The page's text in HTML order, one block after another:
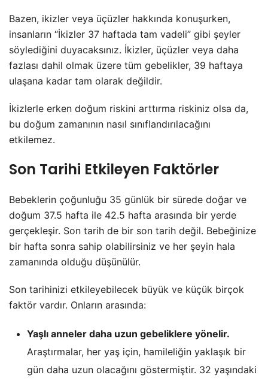
Bazen, ikizler veya üçüzler hakkında konuşurken,
insanların “İkizler 37 haftada tam vadeli” gibi şeyler
söylediğini duyacaksınız. İkizler, üçüzler veya daha
fazlası dahil olmak üzere tüm gebelikler, 39 haftaya
ulaşana kadar tam olarak değildir.
İkizlerle erken doğum riskini arttırma riskiniz olsa da,
bu doğum zamanının nasıl sınıflandırılacağını
etkilemez.
Son Tarihi Etkileyen Faktörler
Bebeklerin çoğunluğu 35 günlük bir sürede doğar ve
doğum 37.5 hafta ile 42.5 hafta arasında bir yerde
gerçekleşir. Son tarih de bir son tarih değil. Bebeğinize
bir hafta sonra sahip olabilirsiniz ve her şeyin hala
zamanında olduğu düşünülür.
Son tarihinizi etkileyebilecek büyük ve küçük birçok
faktör vardır. Onların arasında:
Yaşlı anneler daha uzun gebeliklere yönelir.
Araştırmalar, her yaş için, hamileliğin yaklaşık bir
gün daha uzun olacağını göstermiştir. 32 yaşındaki